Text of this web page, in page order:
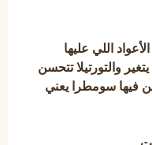
اللي عليها
والتورتيلا تتحسن
فيها سومطرا يعني